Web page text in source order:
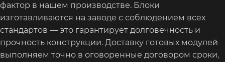
фактор в нашем производстве. Блоки
изготавливаются на заводе с соблюдением всех
стандартов — это гарантирует долговечность и
прочность конструкции. Доставку готовых модулей
выполняем точно в оговоренные договором сроки,